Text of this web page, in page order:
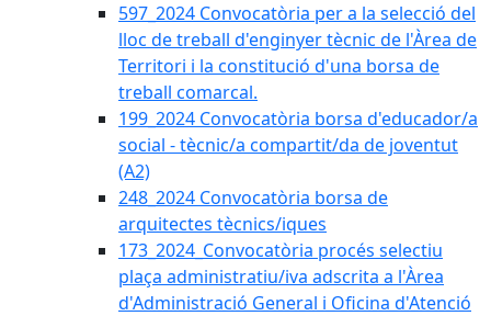
597_2024 Convocatòria per a la selecció del
lloc de treball d'enginyer tècnic de l'Àrea de
Territori i la constitució d'una borsa de
treball comarcal.
199_2024 Convocatòria borsa d'educador/a
social - tècnic/a compartit/da de joventut
(A2)
248_2024 Convocatòria borsa de
arquitectes tècnics/iques
173_2024_Convocatòria procés selectiu
plaça administratiu/iva adscrita a l'Àrea
d'Administració General i Oficina d'Atenció